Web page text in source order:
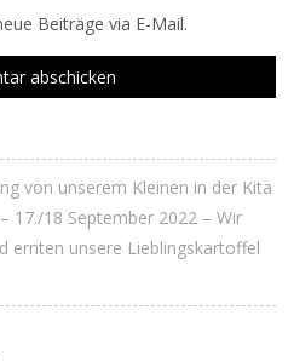
Beiträge via E-Mail.
von unserem Kleinen in der Kita
17./18 September 2022 – Wir
ernten unsere Lieblingskartoffel